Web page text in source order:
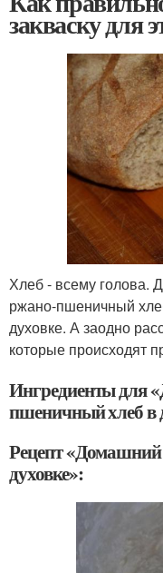
закваску для
Хлеб - всему голова.
ржано-пшеничный
духовке. А заодно
которые происходят
Ингредиенты для
пшеничный хлеб в
Рецепт
духовке»: